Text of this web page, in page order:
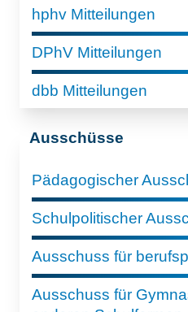
hphv Mitteilungen
DPhV Mitteilungen
dbb Mitteilungen
Ausschüsse
Pädagogischer
Schulpolitischer
Ausschuss für
Ausschuss für